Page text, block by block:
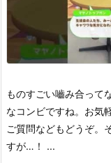
ものすごい嚙み合って
なコンビですね。 お気
ご質問などもどうぞ。
すが…！ ...